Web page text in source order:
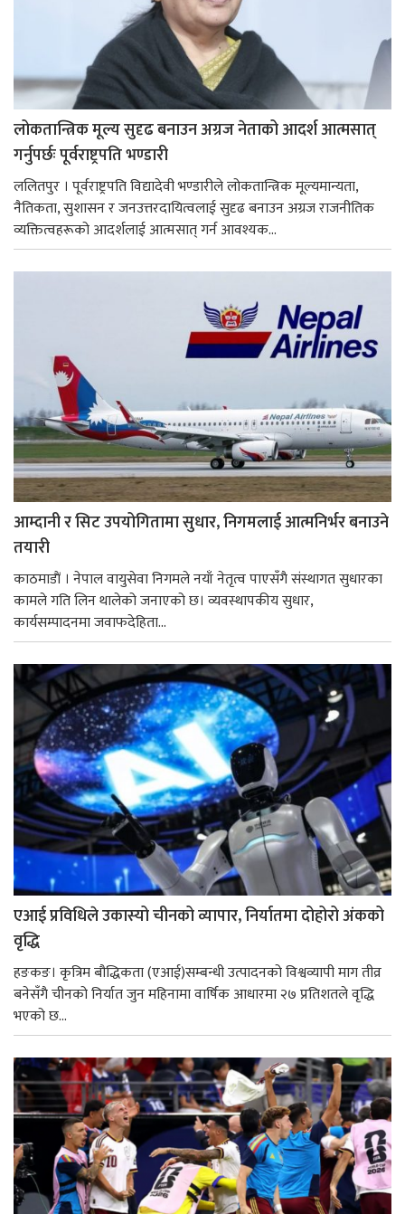
लोकतान्त्रिक मूल्य सुदृढ बनाउन अग्रज नेताको आदर्श आत्मसात्
गर्नुपर्छः पूर्वराष्ट्रपति भण्डारी
ललितपुर । पूर्वराष्ट्रपति विद्यादेवी भण्डारीले लोकतान्त्रिक मूल्यमान्यता,
नैतिकता, सुशासन र जनउत्तरदायित्वलाई सुदृढ बनाउन अग्रज राजनीतिक
व्यक्तित्वहरूको आदर्शलाई आत्मसात् गर्न आवश्यक...
आम्दानी र सिट उपयोगितामा सुधार, निगमलाई आत्मनिर्भर बनाउने
तयारी
काठमाडाैं । नेपाल वायुसेवा निगमले नयाँ नेतृत्व पाएसँगै संस्थागत सुधारका
कामले गति लिन थालेको जनाएको छ। व्यवस्थापकीय सुधार,
कार्यसम्पादनमा जवाफदेहिता...
एआई प्रविधिले उकास्यो चीनको व्यापार, निर्यातमा दोहोरो अंकको
वृद्धि
हङकङ। कृत्रिम बौद्धिकता (एआई)सम्बन्धी उत्पादनको विश्वव्यापी माग तीव्र
बनेसँगै चीनको निर्यात जुन महिनामा वार्षिक आधारमा २७ प्रतिशतले वृद्धि
भएको छ...